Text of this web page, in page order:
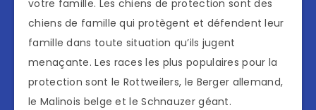
votre famille. Les chiens de protection sont des
chiens de famille qui protègent et défendent leur
famille dans toute situation qu’ils jugent
menaçante. Les races les plus populaires pour la
protection sont le Rottweilers, le Berger allemand,
le Malinois belge et le Schnauzer géant.